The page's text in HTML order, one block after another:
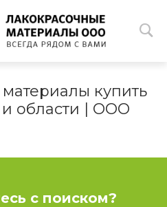
купить
области | ООО
с поиском?